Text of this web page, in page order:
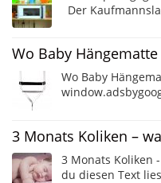
Der
Wo Baby
Wo Baby
3 Monats Koliken –
3 Monats Koliken
du diesen Text